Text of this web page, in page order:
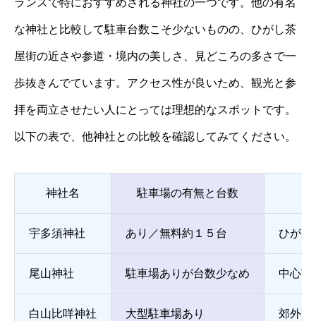
ランスで特におすすめされる神社の一つです。他の有名
な神社と比較して駐車台数こそ少ないものの、ひがし茶
屋街の近さや参道・境内の美しさ、見どころの多さで一
歩抜きんでています。アクセス性が良いため、観光と参
拝を両立させたい人にとっては理想的なスポットです。
以下の表で、他神社との比較を確認してみてください。
神社名 駐車場の有無と台数
宇多須神社 あり／無料約１５台 ひがし
尾山神社 駐車場ありが台数少なめ 中心市
白山比咩神社 大型駐車場あり 郊外・